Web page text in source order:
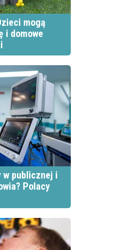
mogą
i domowe
w publicznej i
Polacy